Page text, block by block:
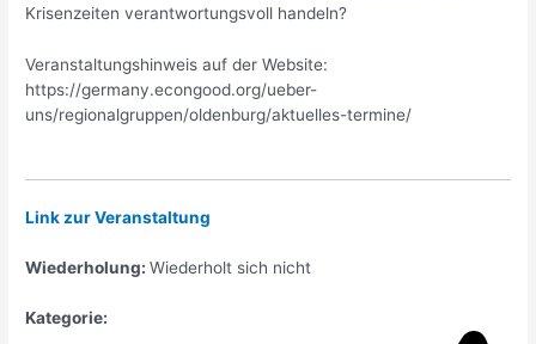
Krisenzeiten verantwortungsvoll handeln?
Veranstaltungshinweis auf der Website:
https://germany.econgood.org/ueber-
uns/regionalgruppen/oldenburg/aktuelles-termine/
Link zur Veranstaltung
Wiederholung:Wiederholt sich nicht
Kategorie: